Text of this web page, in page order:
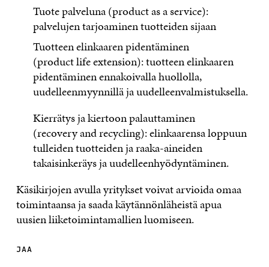
Tuote palveluna (productas aservice):
palvelujen tarjoaminen tuotteiden sijaan
Tuotteen elinkaaren pidentäminen
(productlifeextension): tuotteen elinkaaren
pidentäminen ennakoivalla huollolla,
uudelleenmyynnillä ja uudelleenvalmistuksella.
Kierrätys ja kiertoon palauttaminen
(recoveryandrecycling): elinkaarensa loppuun
tulleiden tuotteiden ja raaka-aineiden
takaisinkeräys ja uudelleenhyödyntäminen.
Käsikirjojenavulla yritykset voivat arvioida omaa
toimintaansa jasaadakäytännönläheistä apua
uusien liiketoimintamallien luomiseen.
JAA